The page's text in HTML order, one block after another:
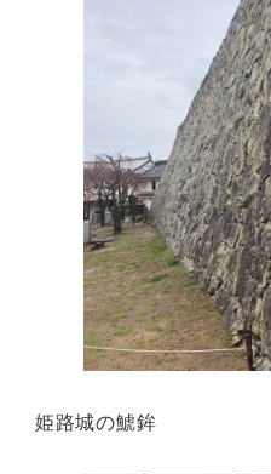
姫路城の鯱鉾